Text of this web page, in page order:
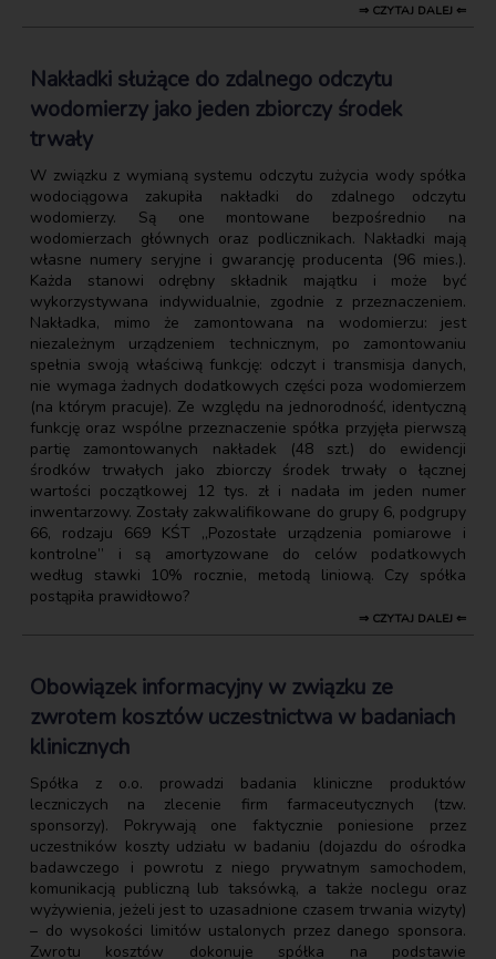
⇒ CZYTAJ DALEJ ⇐
Nakładki służące do zdalnego odczytu
wodomierzy jako jeden zbiorczy środek
trwały
W związku z wymianą systemu odczytu zużycia wody spółka
wodociągowa zakupiła nakładki do zdalnego odczytu
wodomierzy. Są one montowane bezpośrednio na
wodomierzach głównych oraz podlicznikach. Nakładki mają
własne numery seryjne i gwarancję producenta (96 mies.).
Każda stanowi odrębny składnik majątku i może być
wykorzystywana indywidualnie, zgodnie z przeznaczeniem.
Nakładka, mimo że zamontowana na wodomierzu: jest
niezależnym urządzeniem technicznym, po zamontowaniu
spełnia swoją właściwą funkcję: odczyt i transmisja danych,
nie wymaga żadnych dodatkowych części poza wodomierzem
(na którym pracuje). Ze względu na jednorodność, identyczną
funkcję oraz wspólne przeznaczenie spółka przyjęła pierwszą
partię zamontowanych nakładek (48 szt.) do ewidencji
środków trwałych jako zbiorczy środek trwały o łącznej
wartości początkowej 12 tys. zł i nadała im jeden numer
inwentarzowy. Zostały zakwalifikowane do grupy 6, podgrupy
66, rodzaju 669 KŚT „Pozostałe urządzenia pomiarowe i
kontrolne” i są amortyzowane do celów podatkowych
według stawki 10% rocznie, metodą liniową. Czy spółka
postąpiła prawidłowo?
⇒ CZYTAJ DALEJ ⇐
Obowiązek informacyjny w związku ze
zwrotem kosztów uczestnictwa w badaniach
klinicznych
Spółka z o.o. prowadzi badania kliniczne produktów
leczniczych na zlecenie firm farmaceutycznych (tzw.
sponsorzy). Pokrywają one faktycznie poniesione przez
uczestników koszty udziału w badaniu (dojazdu do ośrodka
badawczego i powrotu z niego prywatnym samochodem,
komunikacją publiczną lub taksówką, a także noclegu oraz
wyżywienia, jeżeli jest to uzasadnione czasem trwania wizyty)
– do wysokości limitów ustalonych przez danego sponsora.
Zwrotu kosztów dokonuje spółka na podstawie